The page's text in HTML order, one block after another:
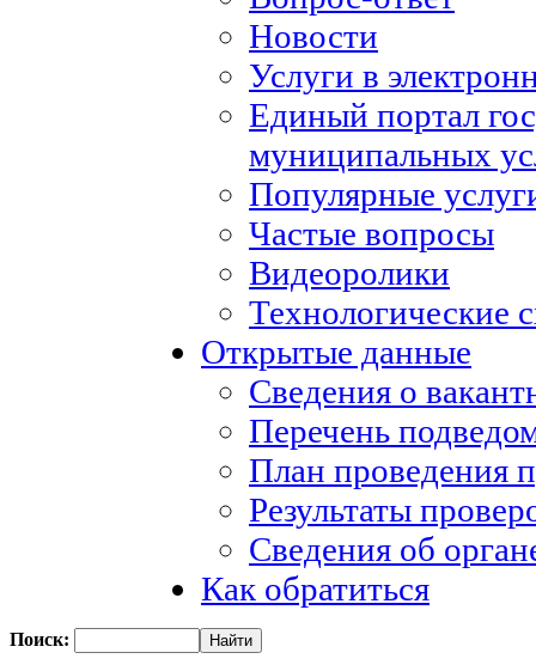
Новости
Услуги в
Единый портал
муниципальных
Популярные
Частые вопросы
Видеоролики
Технологические
Открытые данные
Сведения о
Перечень
План
Результаты
Сведения об
Как обратиться
Поиск: